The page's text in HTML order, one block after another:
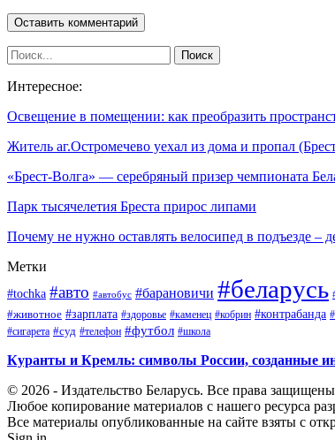
Интересное:
Освещение в помещении: как преобразить
Житель аг.Остромечево уехал из дома и пропал
«Брест-Волга» — серебряный призер чемпионата
Парк тысячелетия Бреста прирос липами
Почему не нужно оставлять велосипед в подъезде –
Метки
#tochka #авто #автобус #барановичи #беларусь
#животное #зарплата #здоровье #каменец #кобрин #контрабанда
#сигарета #суд #телефон #футбол #школа
Куранты и Кремль: символы России, созданные
© 2026 - Издательство Беларусь. Все права
Любое копирование материалов с нашего ресурса
Все материалы опубликованные на сайте взяты с